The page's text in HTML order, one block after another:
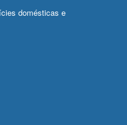
domésticas e